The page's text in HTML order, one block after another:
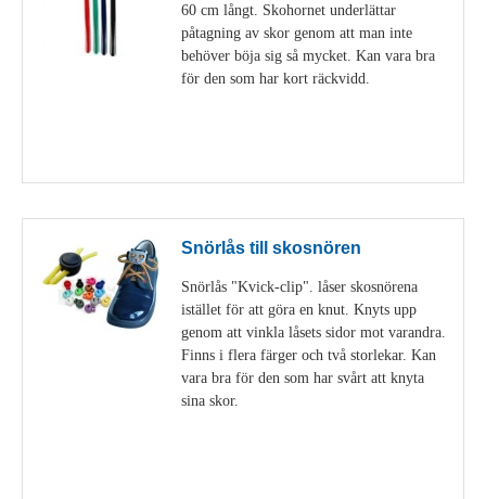
60 cm långt. Skohornet underlättar
påtagning av skor genom att man inte
behöver böja sig så mycket. Kan vara bra
för den som har kort räckvidd.
Snörlås till skosnören
Snörlås "Kvick-clip". låser skosnörena
istället för att göra en knut. Knyts upp
genom att vinkla låsets sidor mot varandra.
Finns i flera färger och två storlekar. Kan
vara bra för den som har svårt att knyta
sina skor.